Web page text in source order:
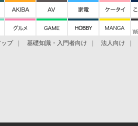
プ 基礎知識・入門者向け 法人向け